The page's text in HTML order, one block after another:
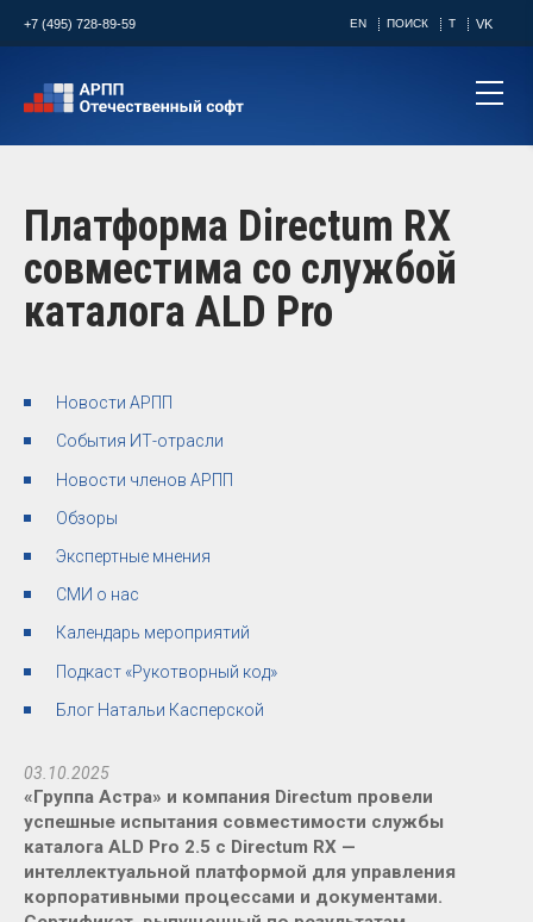
+7 (495) 728-89-59 EN ПОИСК T VK
Платформа Directum RX
совместима со службой
каталога ALD Pro
Новости АРПП
События ИТ-отрасли
Новости членов АРПП
Обзоры
Экспертные мнения
СМИ о нас
Календарь мероприятий
Подкаст «Рукотворный код»
Блог Натальи Касперской
03.10.2025
«Группа Астра» и компания Directum провели
успешные испытания совместимости службы
каталога ALD Pro 2.5 с Directum RX —
интеллектуальной платформой для управления
корпоративными процессами и документами.